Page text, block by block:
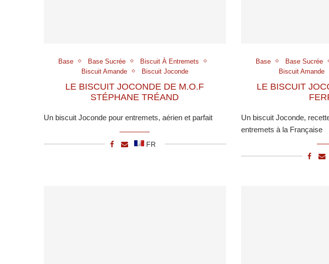
Base Base Sucrée
Biscuit À Entremets
Biscuit Amande
Biscuit Joconde
LE BISCUIT JOCONDE DE M.O.F
STÉPHANE TRÉAND
Un biscuit Joconde pour entremets, aérien et parfait
FR
Base Base Sucrée
Biscuit Amande
LE BISCUIT
Un biscuit Joconde,
entremets à la Française